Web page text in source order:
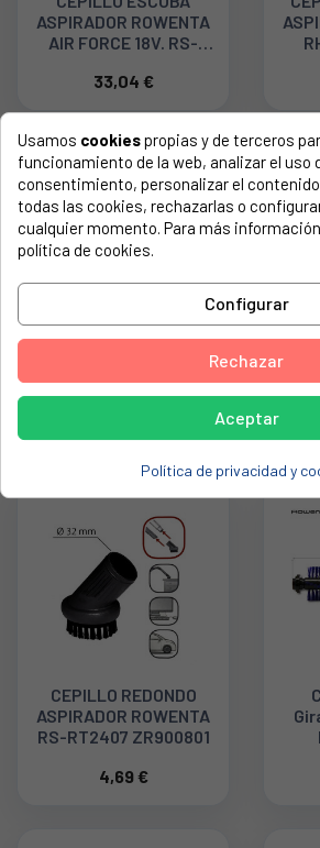
ASPIRADOR ROWENTA
AIR FORCE 18V. RS-
33,04 €
RH5472
CEPILLO REDONDO
ASPIRADOR ROWENTA
RS-RT2407 ZR900801
4,69 €
Usamos cookiespropias y de terceros
funcionamiento de la web, analizar el uso
consentimiento, personalizar el
todas las cookies, rechazarlas o
cualquier momento. Para más
política de cookies.
Configurar
Rechazar
Aceptar
Política de privacidad y